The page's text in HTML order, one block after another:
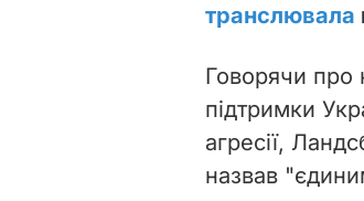
транслювала
Говорячи про
підтримки
агресії,
назвав